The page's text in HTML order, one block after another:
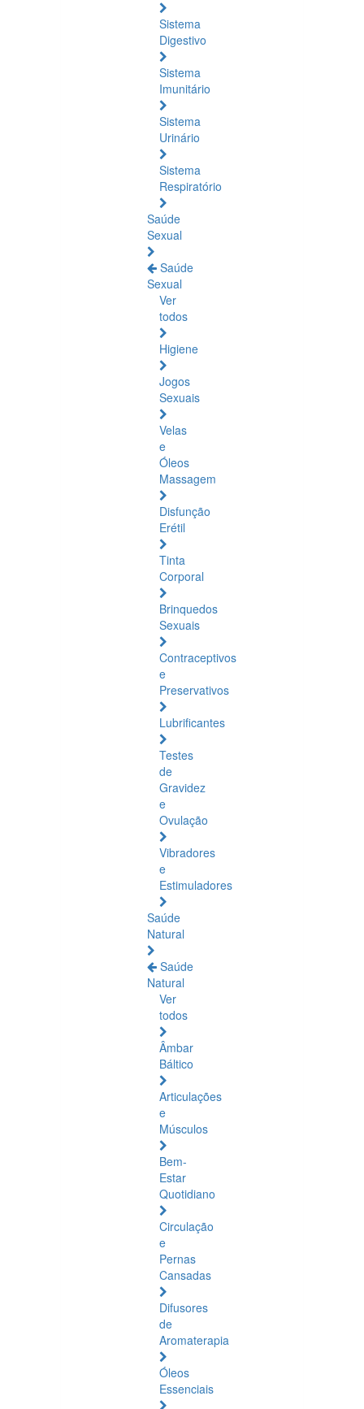
Sistema
Digestivo
Sistema
Imunitário
Sistema
Urinário
Sistema
Respiratório
Saúde
Sexual
Saúde
Sexual
Ver
todos
Higiene
Jogos
Sexuais
Velas
e
Óleos
Massagem
Disfunção
Erétil
Tinta
Corporal
Brinquedos
Sexuais
Contraceptivos
e
Preservativos
Lubrificantes
Testes
de
Gravidez
e
Ovulação
Vibradores
e
Estimuladores
Saúde
Natural
Saúde
Natural
Ver
todos
Âmbar
Báltico
Articulações
e
Músculos
Bem-
Estar
Quotidiano
Circulação
e
Pernas
Cansadas
Difusores
de
Aromaterapia
Óleos
Essenciais